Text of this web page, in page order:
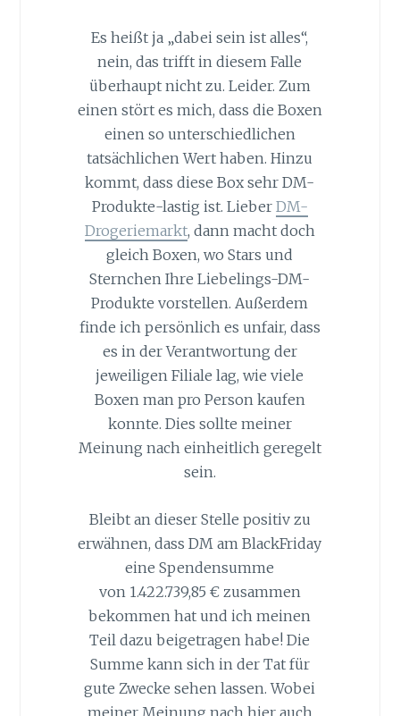
Es heißt ja „dabei sein ist alles“,
nein, das trifft in diesem Falle
überhaupt nicht zu. Leider. Zum
einen stört es mich, dass die Boxen
einen so unterschiedlichen
tatsächlichen Wert haben. Hinzu
kommt, dass diese Box sehr DM-
Produkte-lastig ist. Lieber DM-
Drogeriemarkt, dann macht doch
gleich Boxen, wo Stars und
Sternchen Ihre Liebelings-DM-
Produkte vorstellen. Außerdem
finde ich persönlich es unfair, dass
es in der Verantwortung der
jeweiligen Filiale lag, wie viele
Boxen man pro Person kaufen
konnte. Dies sollte meiner
Meinung nach einheitlich geregelt
sein.
Bleibt an dieser Stelle positiv zu
erwähnen, dass DM am BlackFriday
eine Spendensumme
von 1.422.739,85 € zusammen
bekommen hat und ich meinen
Teil dazu beigetragen habe! Die
Summe kann sich in der Tat für
gute Zwecke sehen lassen. Wobei
meiner Meinung nach hier auch